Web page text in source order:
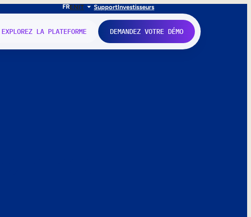
FRENIT SupportInvestisseurs
EXPLOREZ LA PLATEFORME DEMANDEZ VOTRE DÉMO